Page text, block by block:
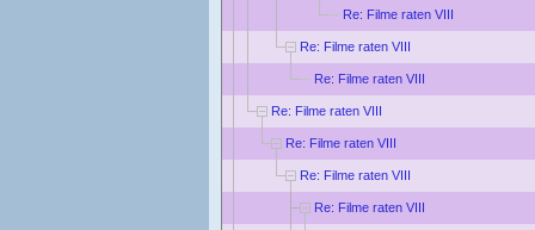
Re: Filme raten VIII
Re: Filme raten VIII
Re: Filme raten VIII
Re: Filme raten VIII
Re: Filme raten VIII
Re: Filme raten VIII
Re: Filme raten VIII